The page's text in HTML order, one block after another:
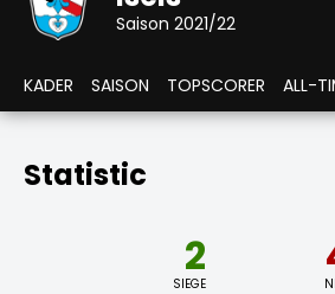
Saison 2021/22
KADER SAISON TOPSCORER ALL-
Statistic
2
SIEGE